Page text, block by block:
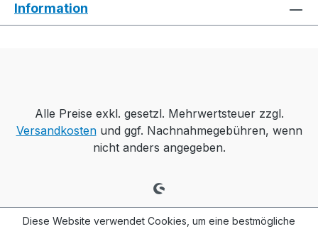
Information
Alle Preise exkl. gesetzl. Mehrwertsteuer zzgl.
Versandkostenund ggf. Nachnahmegebühren, wenn
nicht anders angegeben.
Diese Website verwendet Cookies, um eine bestmögliche